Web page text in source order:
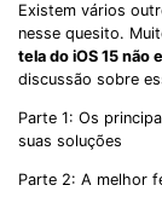
Existem vários
nesse quesito.
tela do iOS 15 não
discussão sobre
Parte 1: Os
suas soluções
Parte 2: A melhor